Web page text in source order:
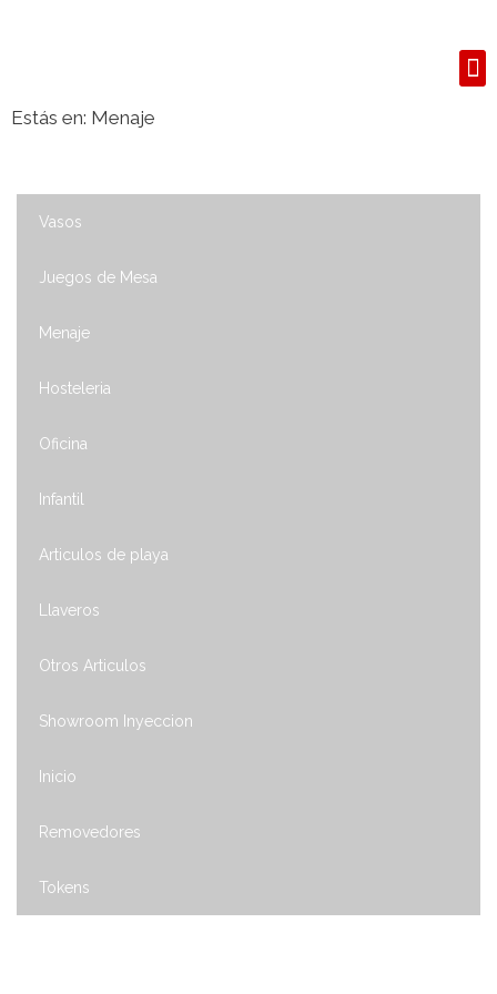
Estás en: Menaje
Vasos
Juegos de Mesa
Menaje
Hosteleria
Oficina
Infantil
Articulos de playa
Llaveros
Otros Articulos
Showroom Inyeccion
Inicio
Removedores
Tokens